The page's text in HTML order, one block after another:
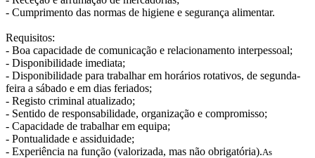
- Cumprimento das normas de higiene e segurança alimentar.
Requisitos:
- Boa capacidade de comunicação e relacionamento interpessoal;
- Disponibilidade imediata;
- Disponibilidade para trabalhar em horários rotativos, de segunda-
feira a sábado e em dias feriados;
- Registo criminal atualizado;
- Sentido de responsabilidade, organização e compromisso;
- Capacidade de trabalhar em equipa;
- Pontualidade e assiduidade;
- Experiência na função (valorizada, mas não obrigatória).As